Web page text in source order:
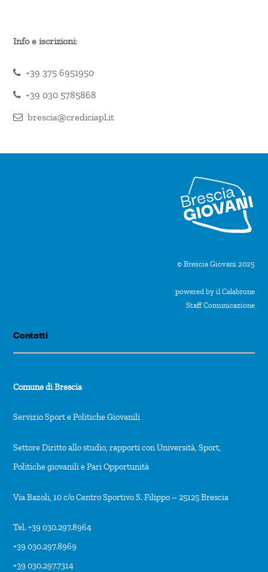
Info e iscrizioni:
+39 375 6951950
+39 030 5785868
brescia@crediciapl.it
© Brescia Giovani 2025
powered by il Calabrone
Staff Comunicazione
Contatti
Comune di Brescia
Servizio Sport e Politiche Giovanili
Settore Diritto allo studio, rapporti con Università, Sport,
Politiche giovanili e Pari Opportunità
Via Bazoli, 10 c/o Centro Sportivo S. Filippo – 25125 Brescia
Tel. +39 030.297.8964
+39 030.297.8969
+39 030.297.7314